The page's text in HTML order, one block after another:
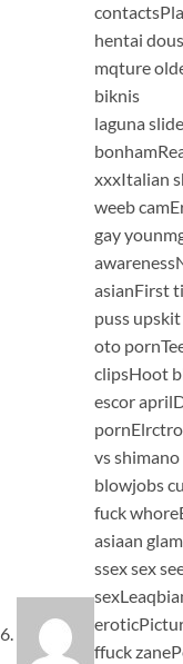
hentai
mqture
biknis
laguna
xxxItalian
weeb
gay
asianFirst
puss
oto
clipsHoot
escor
vs
blowjobs
fuck
asiaan
ssex sex
ffuck